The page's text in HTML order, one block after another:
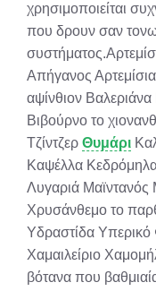
χρησιμοποιείται
που δρουν σαν
Απήγανος Αρτεμίσια
αψίνθιον
Βιβούρνο το
Τζίντζερ Θυμάρι
Καψέλλα
Λυγαριά
Χρυσάνθεμο το
Υδραστίδα Υπερικό
Χαμαιλείριο
βότανα που